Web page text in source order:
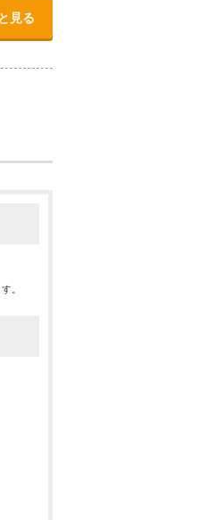
見る
。